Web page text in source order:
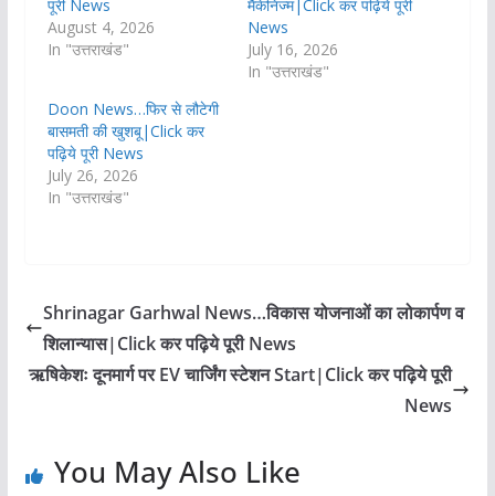
पूरी News
August 4, 2026
In "उत्तराखंड"
मैकेनिज्म|Click कर पढ़िये पूरी
News
July 16, 2026
In "उत्तराखंड"
Doon News…फिर से लौटेगी
बासमती की खुशबू|Click कर
पढ़िये पूरी News
July 26, 2026
In "उत्तराखंड"
Shrinagar Garhwal News…विकास योजनाओं का लोकार्पण व
शिलान्यास|Click कर पढ़िये पूरी News
ऋषिकेशः दूनमार्ग पर EV चार्जिंग स्टेशन Start|Click कर पढ़िये पूरी
News
You May Also Like